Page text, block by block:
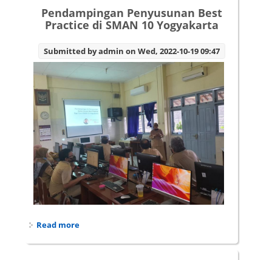
Pendampingan Penyusunan Best
Practice di SMAN 10 Yogyakarta
Submitted byadmin on Wed, 2022-10-19 09:47
Read moreabout Pendampingan Penyusunan Best Practice